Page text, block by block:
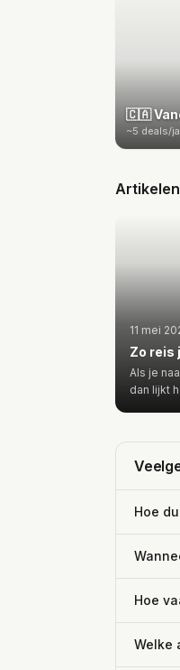
🇨🇦
~5 deals/
11 mei
Zo reis
Als je
dan lijkt
Hoe
Hoe
Welke